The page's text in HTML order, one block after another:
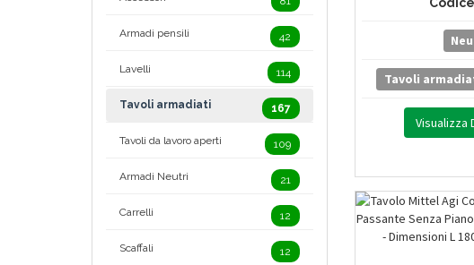
Tavoli
Armadi pensili 42
Lavelli 114
Tavoli armadiati 167
Tavoli da lavoro aperti 109
Armadi Neutri 21
Carrelli 12
Scaffali 12